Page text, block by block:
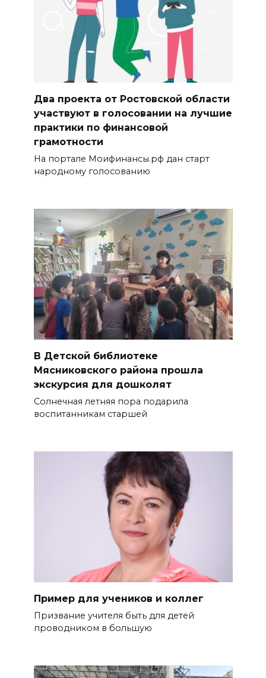
Два проекта от Ростовской области
участвуют в голосовании на лучшие
практики по финансовой
грамотности
На портале Моифинансы.рф дан старт
народному голосованию
В Детской библиотеке
Мясниковского района прошла
экскурсия для дошколят
Солнечная летняя пора подарила
воспитанникам старшей
Пример для учеников и коллег
Призвание учителя быть для де­тей
проводником в большую